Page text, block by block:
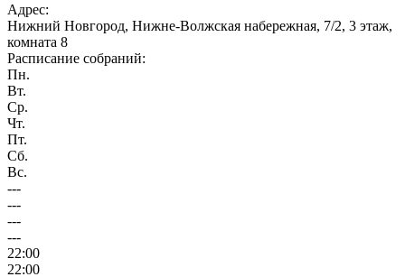
Адрес:
Нижний Новгород, Нижне-Волжская набережная, 7/2, 3 этаж,
комната 8
Расписание собраний:
Пн.
Вт.
Ср.
Чт.
Пт.
Сб.
Вс.
---
---
---
---
22:00
22:00